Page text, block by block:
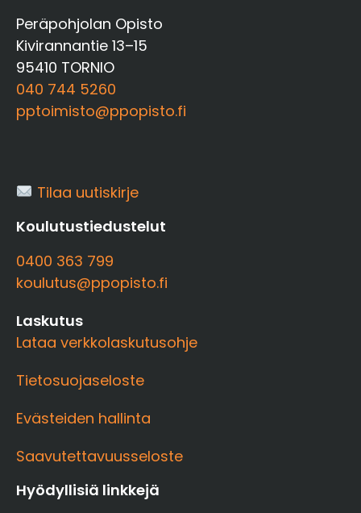
Peräpohjolan Opisto
Kivirannantie 13–15
95410 TORNIO
040 744 5260
pptoimisto@ppopisto.fi
Tilaa uutiskirje
Koulutustiedustelut
0400 363 799
koulutus@ppopisto.fi
Laskutus
Lataa verkkolaskutusohje
Tietosuojaseloste
Evästeiden hallinta
Saavutettavuusseloste
Hyödyllisiä linkkejä